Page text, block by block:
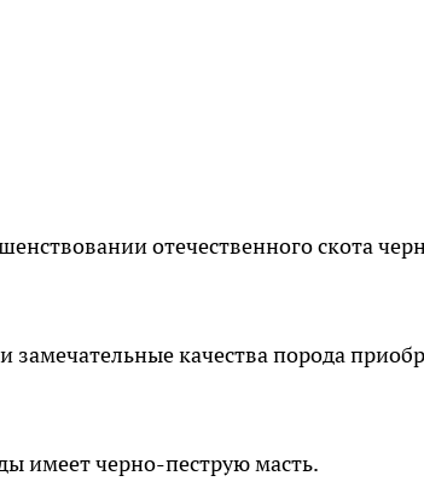
отечественного скота
замечательные качества порода
имеет черно-пеструю масть.